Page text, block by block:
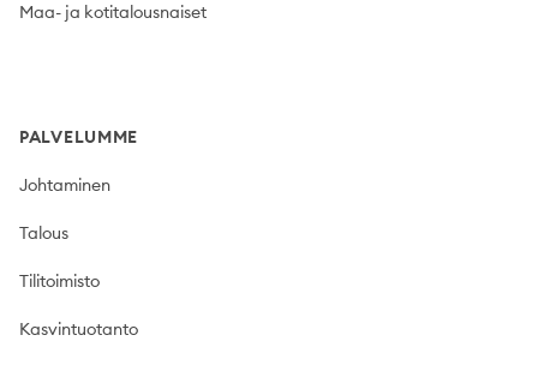
Maa- ja kotitalousnaiset
PALVELUMME
Johtaminen
Talous
Tilitoimisto
Kasvintuotanto